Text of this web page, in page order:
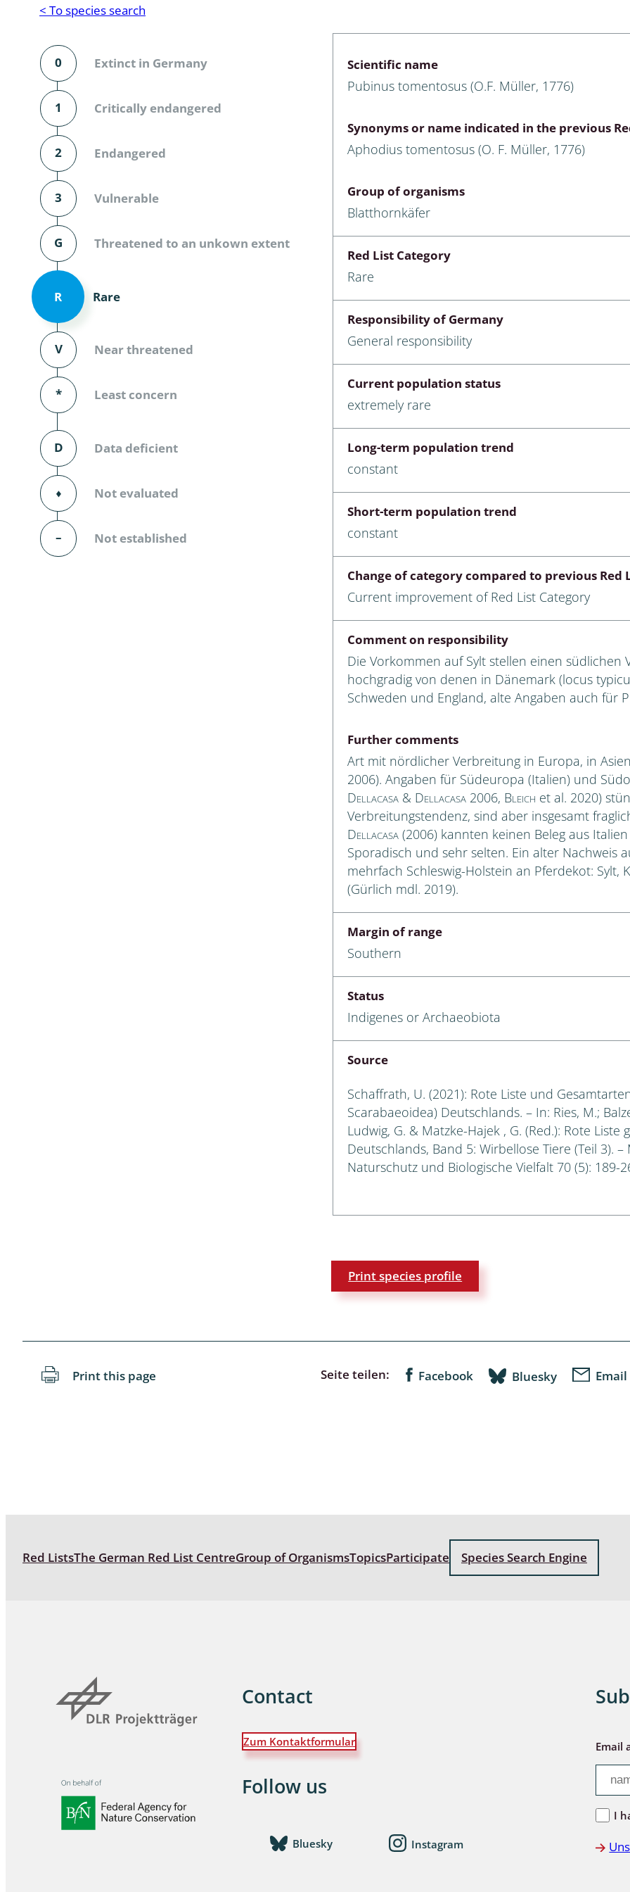
Reptilia
Aves
Branchiopoda: Anostraca,
Coleoptera: Scarabaeoidea
Makrozoobenthos
Diptera: Chaoboridae
Diptera: Thaumaleidae
Lepidoptera: Noctuoidea
Diptera: Ceratopogonidae
Diptera: Empidoidea
Coleoptera: Carabidae
Neuropterida: Raphidioptera,
Megaloptera, Neuroptera
Hymenoptera: Symphyta
Arachnida: Pseudoscorpiones
Lumbricidae & Criodrilidae
Coleoptera: Curculionoidea
Diptera: Syrphidae
Arachnida: Araneae
Lepidoptera: Bombyces, Sphinges s.l.
Lepidoptera: Papilionoidea,
Diptera: Dixidae
Coleoptera: Bostrichoidea: Lyctidae,
marine Chlorophyta,
Phaeophyceae & Rhodophyta
< To species search
0 Extinct in Germany
1 Critically endangered
2 Endangered
3 Vulnerable
G Threatened to an unkown extent
R Rare
V Near threatened
* Least concern
D Data deficient
⬧ Not evaluated
– Not established
Scientific name
Pubinus tomentosus (O.F. Müller, 1776)
Synonyms or name indicated in the previous
Aphodius tomentosus (O. F. Müller, 1776)
Group of organisms
Blatthornkäfer
Red List Category
Rare
Responsibility of Germany
General responsibility
Current population status
extremely rare
Long-term population trend
constant
Short-term population trend
constant
Change of category compared to previous Red
Current improvement of Red List Category
Comment on responsibility
Die Vorkommen auf Sylt stellen einen
hochgradig von denen in Dänemark (locus
Schweden und England, alte Angaben auch für
Further comments
Art mit nördlicher Verbreitung in Europa, in
2006). Angaben für Südeuropa (Italien) und
Dellacasa & Dellacasa2006, Bleich et al. 2020)
Verbreitungstendenz, sind aber insgesamt
Dellacasa(2006) kannten keinen Beleg aus
Sporadisch und sehr selten. Ein alter Nachweis
mehrfach Schleswig-Holstein an Pferdekot: Sylt,
(Gürlich mdl. 2019).
Margin of range
Southern
Status
Indigenes or Archaeobiota
Source
Schaffrath, U. (2021): Rote Liste und
Scarabaeoidea) Deutschlands. – In: Ries, M.;
Ludwig, G. & Matzke-Hajek , G. (Red.): Rote
Deutschlands, Band 5: Wirbellose Tiere (Teil 3).
Naturschutz und Biologische Vielfalt 70 (5): 189-
Print species profile
Print this page Seite teilen: Facebook Bluesky Email
Red ListsThe German Red List CentreGroup of OrganismsTopicsParticipate Species Search Engine
Contact
Zum Kontaktformular
Follow us
Bluesky Instagram
Email
I